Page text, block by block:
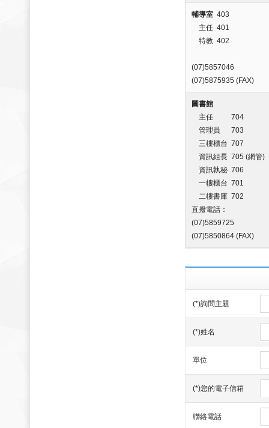
輔導室 403
主任 401
特教 402
(07)5857046
(07)5875935 (FAX)
圖書館
主任 704
管理員 703
三樓櫃台 707
資訊組長 705 (網管)
資訊執秘 706
一樓櫃台 701
二樓書庫 702
直撥電話：
(07)5859725
(07)5850864 (FAX)
(*)詢問主題
(*)姓名
單位
(*)您的電子信箱
聯絡電話